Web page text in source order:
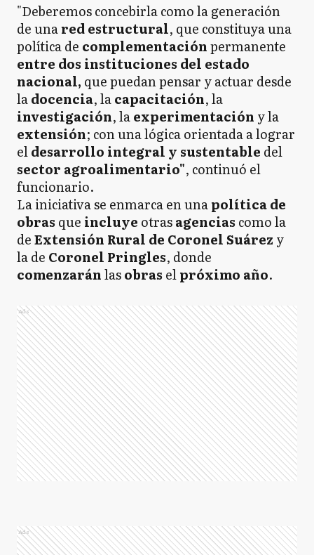
"Deberemos concebirla como la generación
de unared estructural, que constituya una
política de complementaciónpermanente
entre dos instituciones del estado
nacional, que puedan pensar y actuar desde
ladocencia, lacapacitación, la
investigación, laexperimentación y la
extensión; con una lógica orientada a lograr
eldesarrollo integral y sustentable del
sector agroalimentario", continuó el
funcionario.
La iniciativa se enmarca en unapolítica de
obras que incluye otrasagencias como la
deExtensión Rural de Coronel Suárez y
la de Coronel Pringles, donde
comenzaránlasobras elpróximo año.
Ads
Ads